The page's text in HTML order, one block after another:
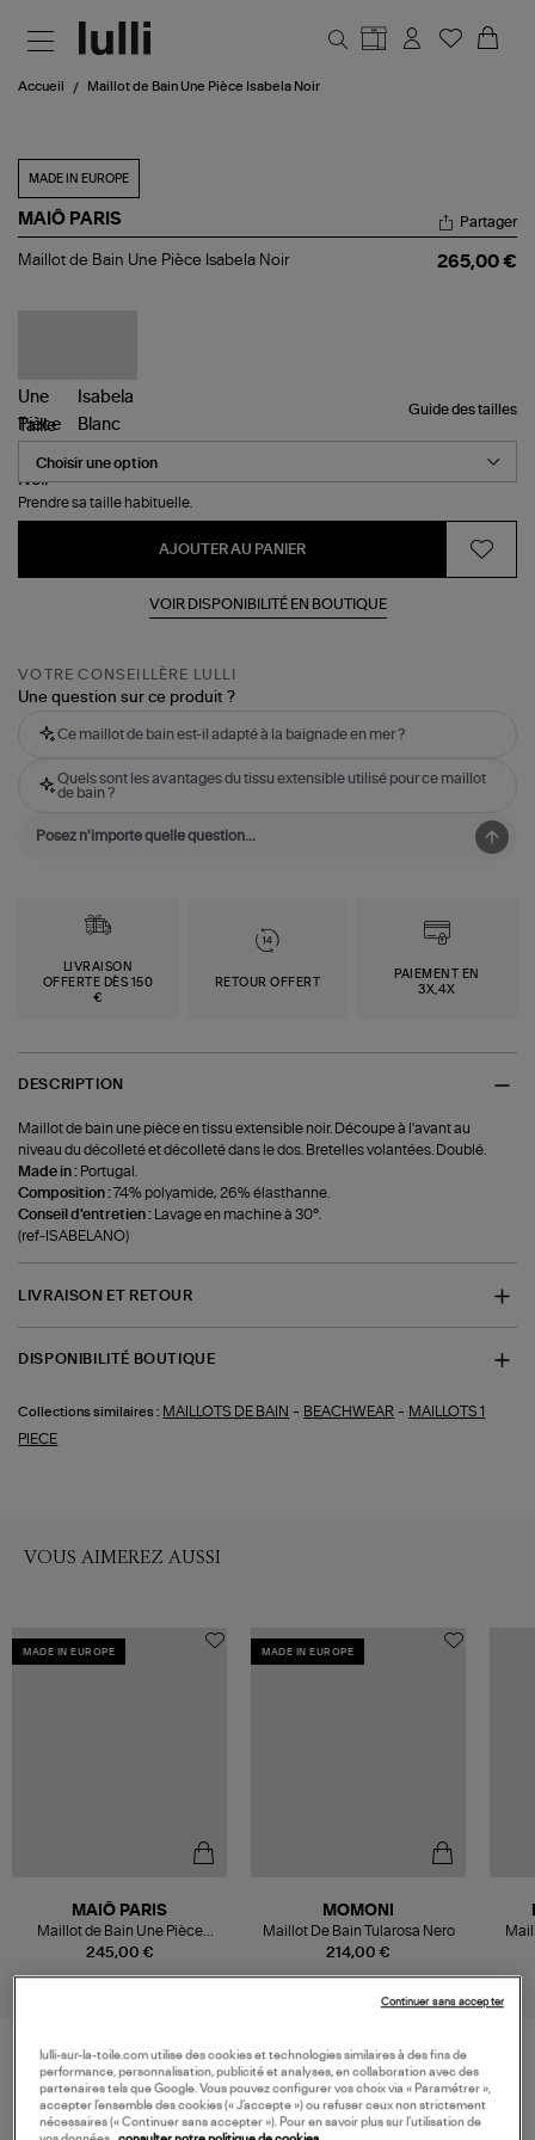
Accueil Maillot de Bain Une Pièce Isabela Noir
MADE IN EUROPE
MAIÔ PARIS
Maillot
Partager
Maillot de Bain Une Pièce Isabela Noir 265,00 €
Guide des tailles
Taille
Prendre sa taille habituelle.
AJOUTER AU PANIER
VOIR DISPONIBILITÉ EN BOUTIQUE
VOTRE CONSEILLÈRE LULLI
Une question sur ce produit ?
Ce maillot de bain est-il adapté à la baignade en mer ?
Quels sont les avantages du tissu extensible utilisé pour ce maillot
de bain ?
LIVRAISON
OFFERTE DÈS 150
€
RETOUR OFFERT
PAIEMENT EN
3X,4X
DESCRIPTION
Maillot de bain une pièce en tissu extensible noir. Découpe à l'avant au
niveau du décolleté et décolleté dans le dos. Bretelles volantées. Doublé.
Made in : Portugal.
Composition : 74% polyamide, 26% élasthanne.
Conseil d'entretien :
Lavage en machine à 30°.
(ref-ISABELANO)
LIVRAISON ET RETOUR
DISPONIBILITÉ BOUTIQUE
Collections similaires : MAILLOTS DE BAIN - BEACHWEAR - MAILLOTS 1
PIECE
VOUS AIMEREZ AUSSI
MADE IN EUROPE
245,00 €
MAIÔ PARIS
Maillot de Bain Une Pièce
Monceau Noir
MADE IN EUROPE
214,00 €
MOMONI
Maillot De Bain Tularosa Nero
VOS DERNIERS PRODUITS VUS
lulli-sur-la-toile.com utilise des cookies et technologies similaires à des fins de
performance, personnalisation, publicité et analyses, en collaboration avec des
partenaires tels que Google. Vous pouvez configurer vos choix via « Paramétrer »,
accepter l’ensemble des cookies (« J’accepte ») ou refuser ceux non strictement
nécessaires (« Continuer sans accepter »). Pour en savoir plus sur l’utilisation de
Continuer sans accepter